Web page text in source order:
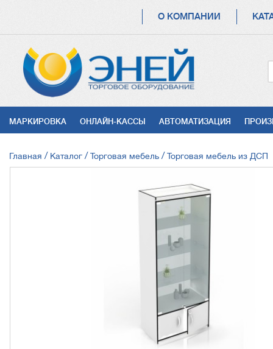
НАВИГАЦИЯ
О КОМПАНИИ
УСЛУГИ
МАРКИРОВКА ОНЛАЙН-КАССЫ АВТОМАТИЗАЦИЯ
СТРОКА
НАВИГАЦИИ
Главная Каталог Торговая мебель Торговая мебель из ДСП